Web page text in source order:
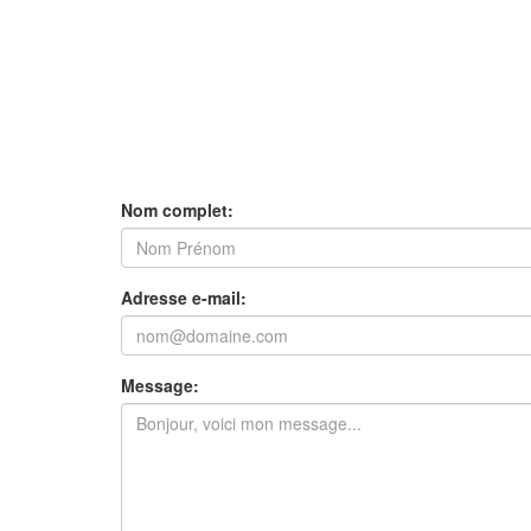
Nom complet:
Adresse e-mail:
Message: